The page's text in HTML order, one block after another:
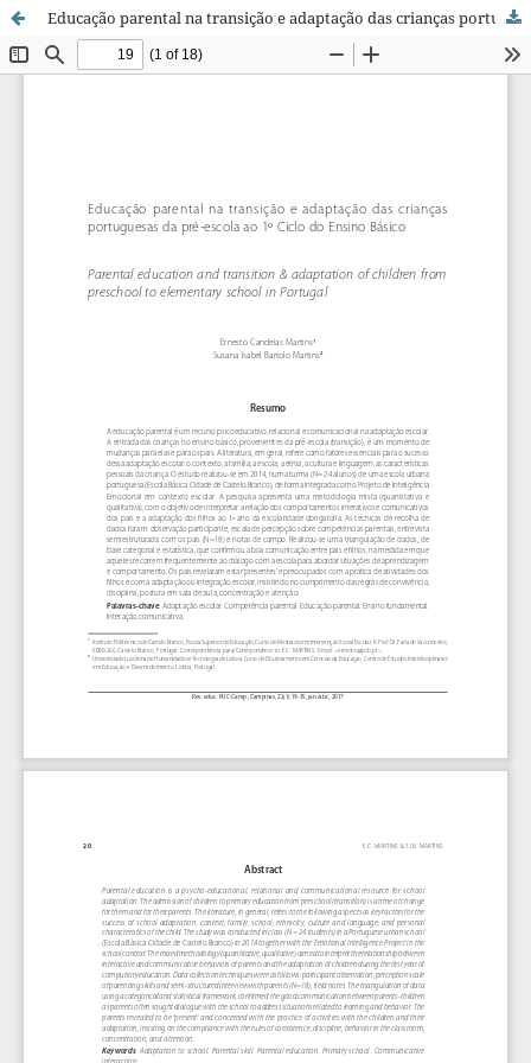
Educação parental na transição e adaptação das crianças portuguesas da pré-escola ao 1º Ciclo do Ensino Básico / Parental education and transition & adaptation of children from preschool to elementar school in Portugal